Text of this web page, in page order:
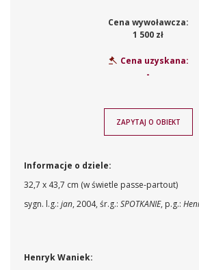
Cena wywoławcza:
1 500 zł
Cena uzyskana:
-
ZAPYTAJ O OBIEKT
Informacje o dziele:
32,7 x 43,7 cm (w świetle passe-partout)
sygn. l.g.: jan, 2004, śr.g.: SPOTKANIE, p.g.:
Henryk Waniek: